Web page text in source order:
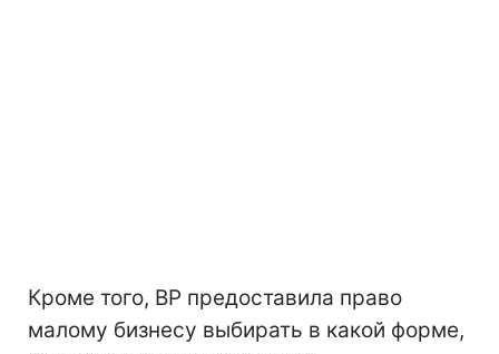
Кроме того, ВР предоставила право
малому бизнесу выбирать в какой форме,